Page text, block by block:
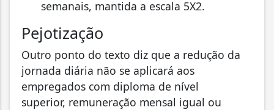
semanais, mantida a escala 5X2.
Pejotização
Outro ponto do texto diz que a redução da
jornada diária não se aplicará aos
empregados com diploma de nível
superior, remuneração mensal igual ou